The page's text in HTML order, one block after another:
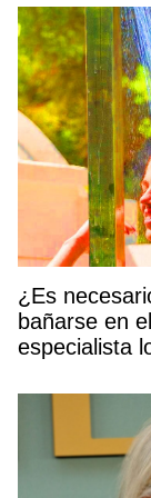
¿Es
bañarse en
especialista